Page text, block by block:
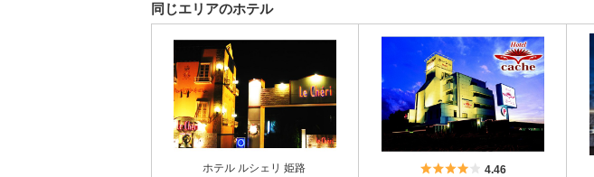
同じエリアのホテル
ホテル ルシェリ 姫路 5つ星のうち4
4.46